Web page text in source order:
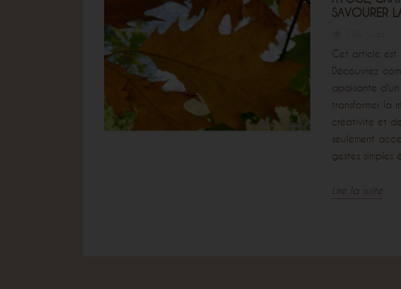
SAVOURER
Cet article est
Découvrez
apaisante
transformer la
créativité et
seulement
gestes simples
Lire la suite